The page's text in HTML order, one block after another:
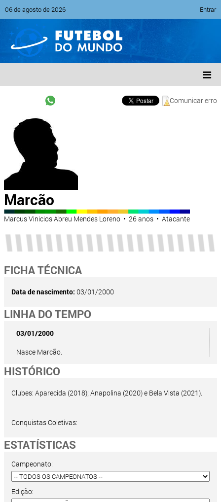
06 de agosto de 2026 Entrar
Comunicar erro
Marcão
Marcus Vinicios Abreu Mendes Loreno • 26 anos • Atacante
FICHA TÉCNICA
Data de nascimento: 03/01/2000
LINHA DO TEMPO
03/01/2000
Nasce Marcão.
HISTÓRICO
Clubes: Aparecida (2018); Anapolina (2020) e Bela Vista (2021).
Conquistas Coletivas:
ESTATÍSTICAS
Campeonato:
Edição: